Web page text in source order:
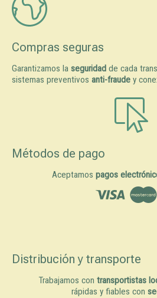
Compras seguras
Garantizamos la seguridad de cada
sistemas preventivos anti-fraude y
Métodos de pago
Aceptamos pagos
Distribución y transporte
Trabajamos con transportistas
rápidas y fiables con